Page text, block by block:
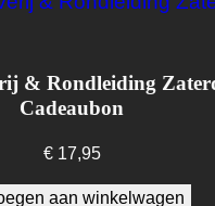
& Rondleiding
Cadeaubon
€17,95
aan winkelwagen